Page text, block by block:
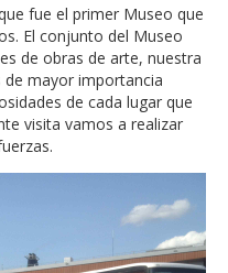
fue el primer Museo que
El conjunto del Museo
de obras de arte, nuestra
mayor importancia
de cada lugar que
visita vamos a realizar